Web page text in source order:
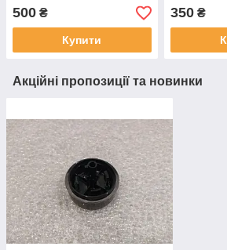
500 ₴
Купити
350₴
Акційні пропозиції та новинки